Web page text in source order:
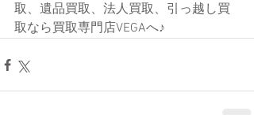
取、遺品買取、法人買取、引っ越し買
取なら買取専門店VEGAへ♪